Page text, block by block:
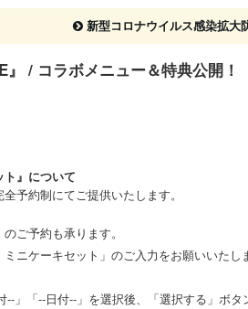
新型コロナウイルス感染拡大
/ コラボメニュー＆特典公開！
』について
予約制にてご提供いたします。
ご予約も承ります。
ニケーキセット」のご入力をお願いいたし
」「--日付--」を選択後、「選択する」ボ